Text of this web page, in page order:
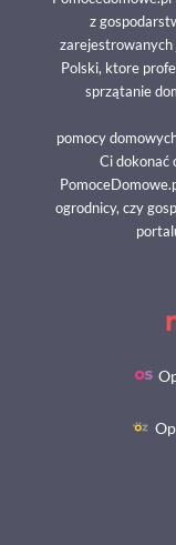
z
zarejestrowanych
Polski, ktore
sprzątanie
pomocy
Ci dokonać
ogrodnicy, czy